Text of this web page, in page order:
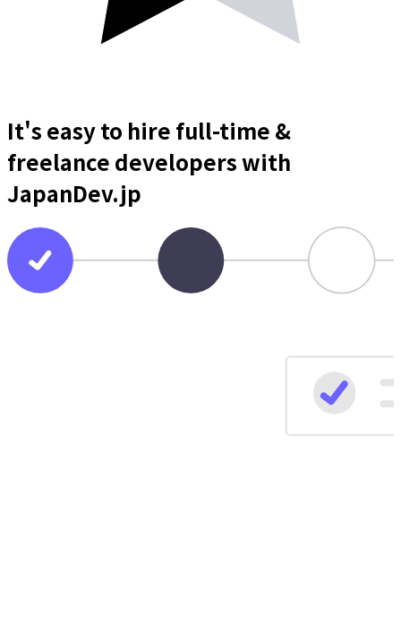
It's easy to hire full-time &
freelance developerswith
JapanDev.jp